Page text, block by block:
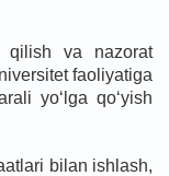
qilish va nazorat
faoliyatiga
yo‘lga qo‘yish
bilan ishlash,